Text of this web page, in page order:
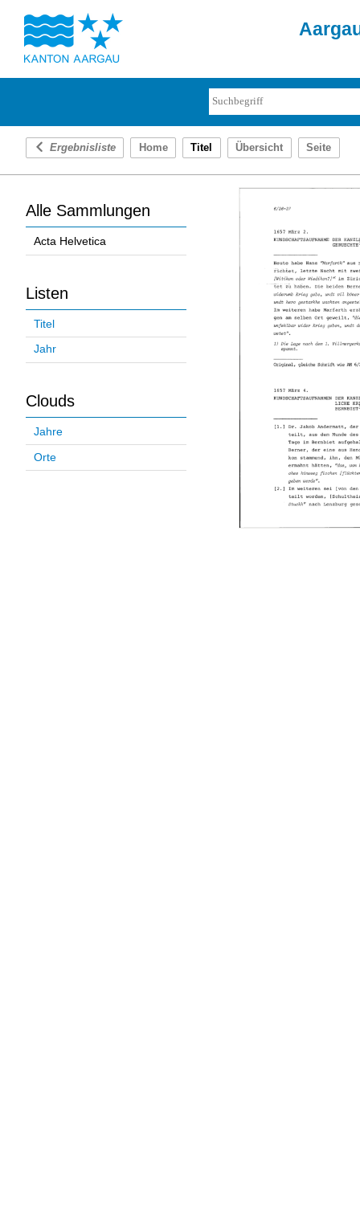
Ergebnisliste Home Titel Übersicht Seite
Alle Sammlungen
Acta Helvetica
Listen
Titel
Jahr
Clouds
Jahre
Orte